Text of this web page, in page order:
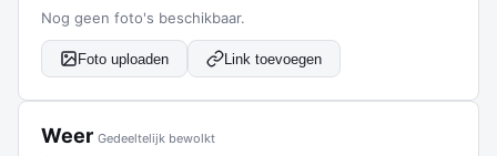
Nog geen foto's beschikbaar.
Foto uploaden Link toevoegen
Weer Gedeeltelijk bewolkt